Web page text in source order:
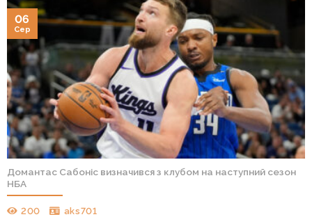
Домантас Сабоніс визначився з клубом на наступний сезон
НБА
200 aks701
06
Сер